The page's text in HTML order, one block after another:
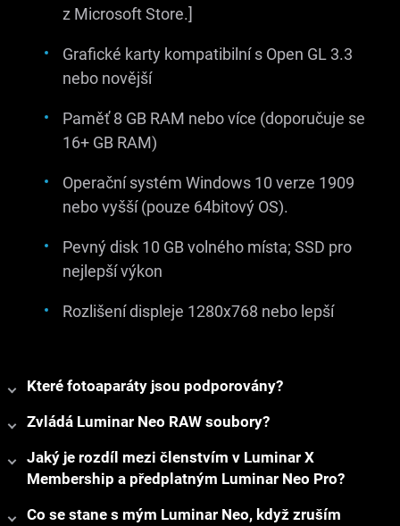
z Microsoft Store.]
Grafické karty kompatibilní s Open GL 3.3
nebo novější
Paměť 8 GB RAM nebo více (doporučuje se
16+ GB RAM)
Operační systém Windows 10 verze 1909
nebo vyšší (pouze 64bitový OS).
Pevný disk 10 GB volného místa; SSD pro
nejlepší výkon
Rozlišení displeje 1280x768 nebo lepší
Které fotoaparáty jsou podporovány?
Zvládá Luminar Neo RAW soubory?
Jaký je rozdíl mezi členstvím v Luminar X
Membership a předplatným Luminar Neo Pro?
Co se stane s mým Luminar Neo, když zruším